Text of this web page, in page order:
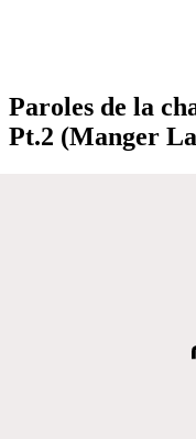
Paroles de la
Pt.2 (Manger